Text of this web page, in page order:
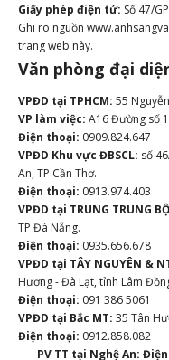
Giấy phép điện tử: Số 47/
Ghi rõ nguồn
trang web này.
Văn phòng đại
VPĐD tại TPHCM: 55
VP làm việc: A16 Đường số
Điện thoại: 0909.824.647
VPĐD Khu vực ĐBSCL: số
An, TP Cần Thơ.
Điện thoại: 0913.974.403
VPĐD tại TRUNG TRUNG
TP Đà Nẵng.
Điện thoại: 0935.656.678
VPĐD tại TÂY NGUYÊN &
Hương - Đà Lạt, tỉnh Lâm
Điện thoại: 091 386 5061
VPĐD tại Bắc MT: 35 Tân
Điện thoại: 0912.858.082
PV TT tại Nghệ An: